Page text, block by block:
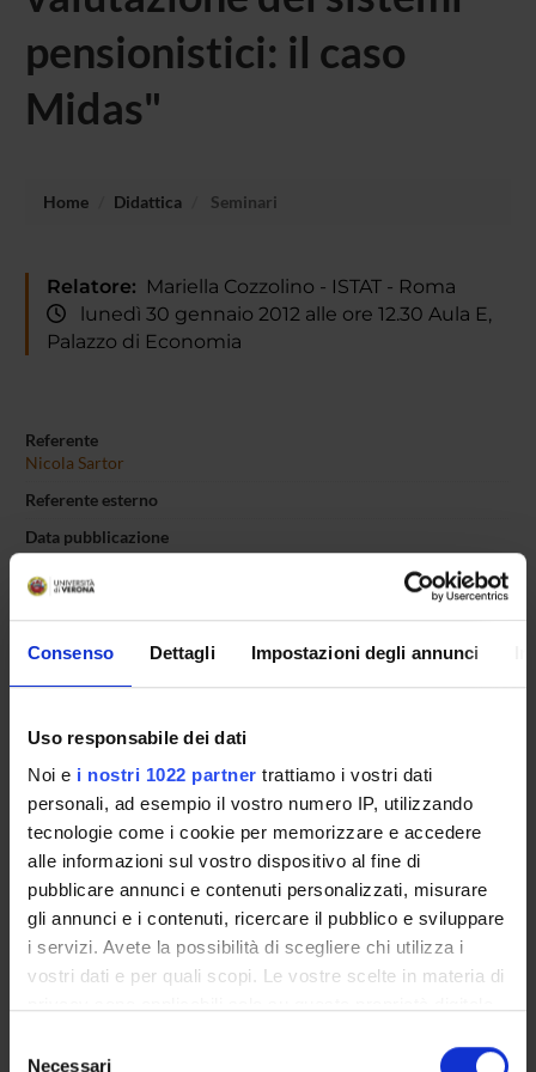
Consenso Dettagli Impostazioni degli annunci
Uso responsabile dei dati
Noi e i nostri 1022 partner trattiamo i vostri dati
personali, ad esempio il vostro numero IP, utilizzando
tecnologie come i cookie per memorizzare e accedere
alle informazioni sul vostro dispositivo al fine di
pubblicare annunci e contenuti personalizzati, misurare
gli annunci e i contenuti, ricercare il pubblico e sviluppare
i servizi. Avete la possibilità di scegliere chi utilizza i
vostri dati e per quali scopi. Le vostre scelte in materia di
modificare o revocare il proprio consenso in qualsiasi
Necessari
pensionistici: il caso
Midas"
Home Didattica Seminari
Relatore: Mariella Cozzolino - ISTAT - Roma
lunedì 30 gennaio 2012 alle ore 12.30 Aula E,
Palazzo di Economia
Referente
Nicola Sartor
Referente esterno
Data pubblicazione
4 gennaio 2012
CORSI DI STUDIO
DOTTORATI, MASTER E FORMAZIONE SUPERIORE
Contatti
Persone
Luoghi
Calendario